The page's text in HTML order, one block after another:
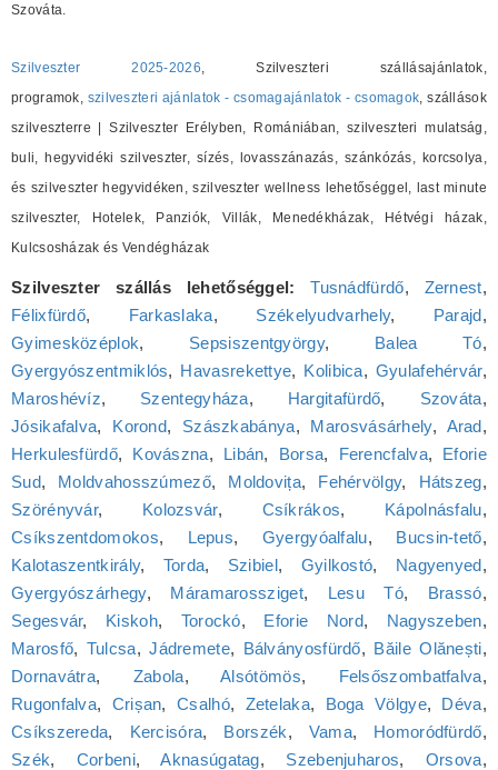
Szováta.
Szilveszter 2025-2026, Szilveszteri szállásajánlatok,
programok, szilveszteri ajánlatok - csomagajánlatok - csomagok, szállások
szilveszterre | Szilveszter Erélyben, Romániában, szilveszteri mulatság,
buli, hegyvidéki szilveszter, sízés, lovasszánazás, szánkózás, korcsolya,
és szilveszter hegyvidéken, szilveszter wellness lehetőséggel, last minute
szilveszter, Hotelek, Panziók, Villák, Menedékházak, Hétvégi házak,
Kulcsosházak és Vendégházak
Szilveszter szállás lehetőséggel: Tusnádfürdő, Zernest,
Félixfürdő, Farkaslaka, Székelyudvarhely, Parajd,
Gyimesközéplok, Sepsiszentgyörgy, Balea Tó,
Gyergyószentmiklós, Havasrekettye, Kolibica, Gyulafehérvár,
Maroshévíz, Szentegyháza, Hargitafürdő, Szováta,
Jósikafalva, Korond, Szászkabánya, Marosvásárhely, Arad,
Herkulesfürdő, Kovászna, Libán, Borsa, Ferencfalva, Eforie
Sud, Moldvahosszúmező, Moldovița, Fehérvölgy, Hátszeg,
Szörényvár, Kolozsvár, Csíkrákos, Kápolnásfalu,
Csíkszentdomokos, Lepus, Gyergyóalfalu, Bucsin-tető,
Kalotaszentkirály, Torda, Szibiel, Gyilkostó, Nagyenyed,
Gyergyószárhegy, Máramarossziget, Lesu Tó, Brassó,
Segesvár, Kiskoh, Torockó, Eforie Nord, Nagyszeben,
Marosfő, Tulcsa,Jádremete, Bálványosfürdő, Băile Olănești,
Dornavátra, Zabola,Alsótömös, Felsőszombatfalva,
Rugonfalva, Crișan,Csalhó, Zetelaka, Boga Völgye, Déva,
Csíkszereda, Kercisóra, Borszék, Vama, Homoródfürdő,
Szék, Corbeni,Aknasúgatag, Szebenjuharos, Orsova,